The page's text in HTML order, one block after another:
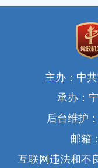
主办：中
承办：
后台维护
邮箱
互联网违法和不